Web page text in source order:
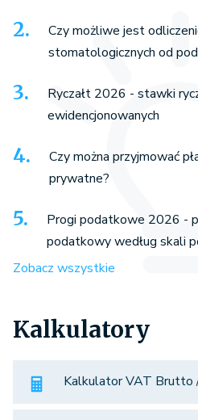
Czy możliwe jest
stomatologicznych od
Ryczałt 2026 - stawki
ewidencjonowanych
Czy można przyjmować
prywatne?
Progi podatkowe 2026 -
podatkowy według skali
Zobacz wszystkie
Kalkulatory
Kalkulator VAT